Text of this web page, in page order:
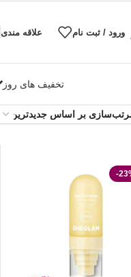
ورود / ثبت نام علاقه مندی
تخفیف های روز
-